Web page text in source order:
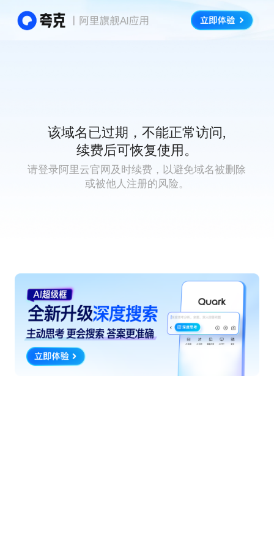
该域名已过期，不能正常访问,
续费后可恢复使用。
请登录阿里云官网及时续费，以避免域名被删除
或被他人注册的风险。